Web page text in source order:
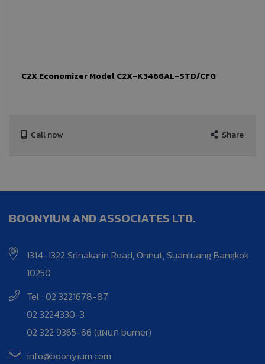
C2X Economizer Model C2X-K3466AL-STD/CFG
Call now Share
BOONYIUM AND ASSOCIATES LTD.
1314-1322 Srinakarin Road, Onnut, Suanluang Bangkok
10250
Tel : 02 3221678-87
02 3224330-3
02 322 9365-66 (แผนก burner)
info@boonyium.com